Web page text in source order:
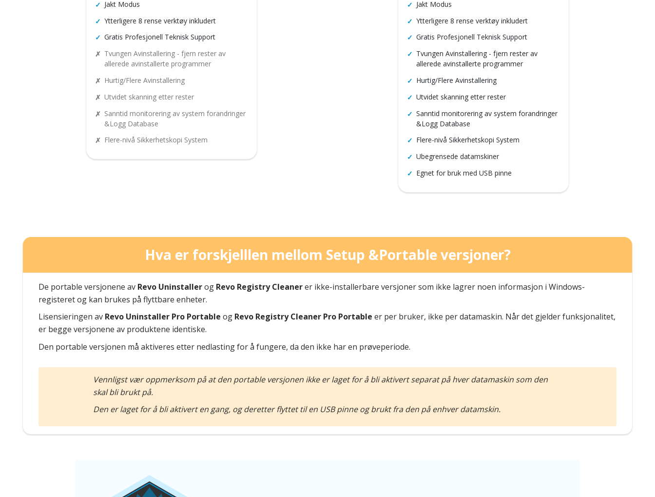
Jakt Modus
Ytterligere 8 rense verktøy inkludert
Gratis Profesjonell Teknisk Support
Tvungen Avinstallering - fjern rester av
allerede avinstallerte programmer
Hurtig/Flere Avinstallering
Utvidet skanning etter rester
Sanntid monitorering av system forandringer
&Logg Database
Flere-nivå Sikkerhetskopi System
Jakt Modus
Ytterligere 8 rense verktøy inkludert
Gratis Profesjonell Teknisk Support
Tvungen Avinstallering - fjern rester av
allerede avinstallerte programmer
Hurtig/Flere Avinstallering
Utvidet skanning etter rester
Sanntid monitorering av system forandringer
&Logg Database
Flere-nivå Sikkerhetskopi System
Ubegrensede datamskiner
Egnet for bruk med USB pinne
Hva er forskjelllen mellom Setup &Portable versjoner?
De portable versjonene av Revo Uninstallerog Revo Registry Cleanerer ikke-installerbare versjoner som ikke lagrer noen informasjon i Windows-
registeret og kan brukes på flyttbare enheter.
Lisensieringen av Revo Uninstaller Pro Portable og Revo Registry Cleaner Pro Portable er per bruker, ikke per datamaskin. Når det gjelder funksjonalitet,
er begge versjonene av produktene identiske.
Den portable versjonen må aktiveres etter nedlasting for å fungere, da den ikke har en prøveperiode.
Vennligst vær oppmerksom på at den portable versjonen ikke er laget for å bli aktivert separat på hver datamaskin som den
skal bli brukt på.
Den er laget for å bli aktivert en gang, og deretter flyttet til en USB pinne og brukt fra den på enhver datamskin.